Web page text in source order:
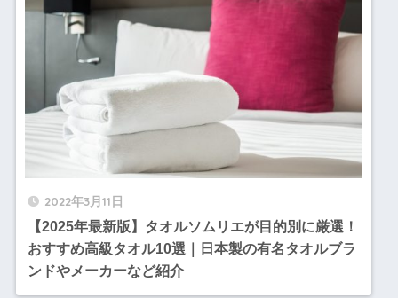
2022年3月11日
【2025年最新版】タオルソムリエが目的別に厳選！
おすすめ高級タオル10選｜日本製の有名タオルブラ
ンドやメーカーなど紹介